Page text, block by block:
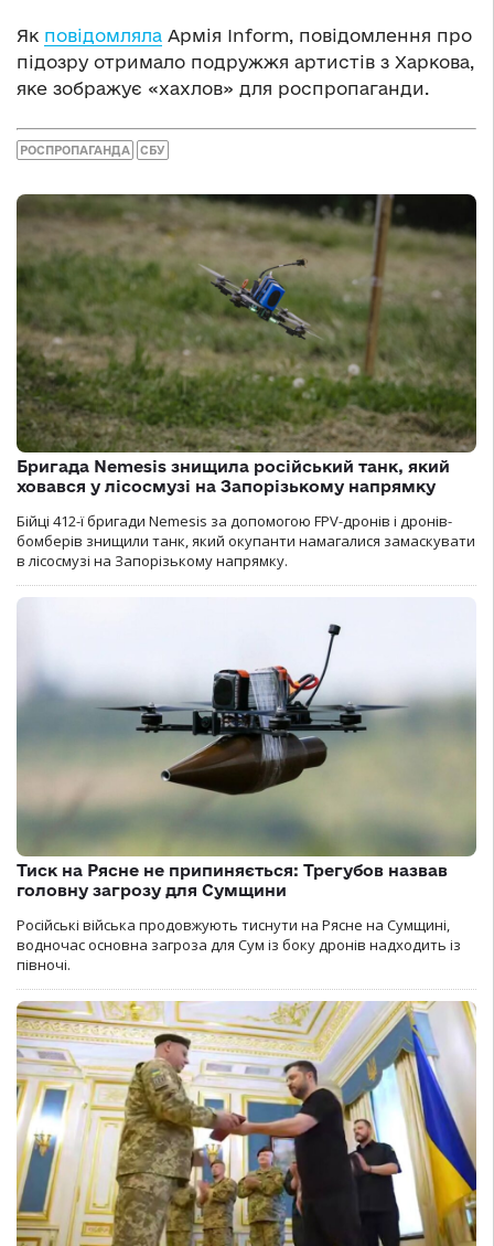
Як повідомляла Армія Inform, повідомлення про
підозру отримало подружжя артистів з Харкова,
яке зображує «хахлов» для роспропаганди.
РОСПРОПАГАНДА СБУ
Бригада Nemesis знищила російський танк, який
ховався у лісосмузі на Запорізькому напрямку
Бійці 412-ї бригади Nemesis за допомогою FPV-дронів і дронів-
бомберів знищили танк, який окупанти намагалися замаскувати
в лісосмузі на Запорізькому напрямку.
Тиск на Рясне не припиняється: Трегубов назвав
головну загрозу для Сумщини
Російські війська продовжують тиснути на Рясне на Сумщині,
водночас основна загроза для Сум із боку дронів надходить із
півночі.